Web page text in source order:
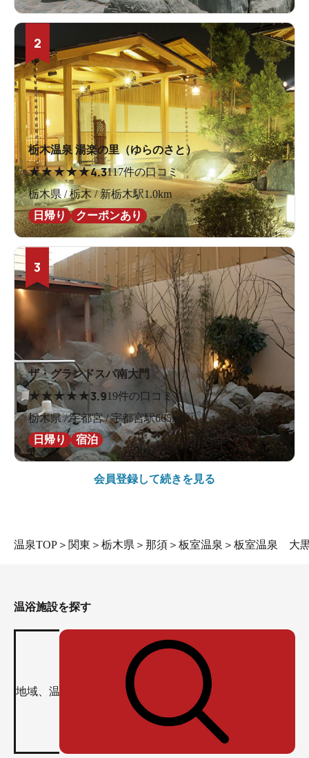
2
栃木温泉 湯楽の里（ゆらのさと）
★★★★★4.3117件の口コミ
栃木県 / 栃木 / 新栃木駅1.0km
日帰り
クーポンあり
3
ザ・グランドスパ南大門
★★★ ★★3.919件の口コミ
栃木県 / 宇都宮 / 宇都宮駅665m
日帰り
宿泊
会員登録して続きを見る
温泉TOP ＞ 関東 ＞ 栃木県 ＞ 那須 ＞ 板室温泉 ＞ 板室温泉 大
温浴施設を探す